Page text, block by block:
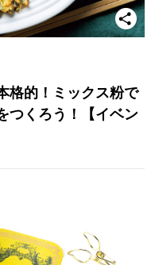
格的！ミックス粉で
つくろう！【イベン